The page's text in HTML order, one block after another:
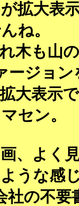
拡大表
ね。
木も山
ージョ
拡大表
セン。
、よく
うな感
の不要